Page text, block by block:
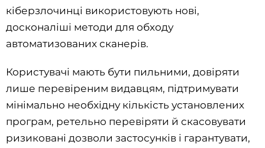
кіберзлочинці використовують нові,
досконаліші методи для обходу
автоматизованих сканерів.
Користувачі мають бути пильними, довіряти
лише перевіреним видавцям, підтримувати
мінімально необхідну кількість установлених
програм, ретельно перевіряти й скасовувати
ризиковані дозволи застосунків і гарантувати,